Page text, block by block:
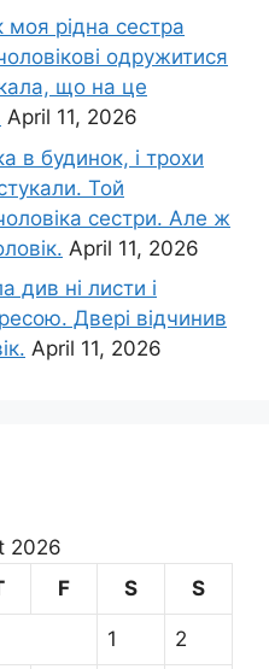
рідна сестра
одружитися
що на це
April 11, 2026
в будинок, і трохи
Той
сестри. Але ж
April 11, 2026
див ні листи і
Двері відчинив
April 11, 2026
2026
F S S
1 2